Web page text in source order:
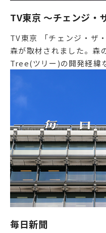
TV東京 ～チェンジ・
TV東京 「チェンジ・ザ
森が取材されました。森
Tree(ツリー)の開発経緯
毎日新聞